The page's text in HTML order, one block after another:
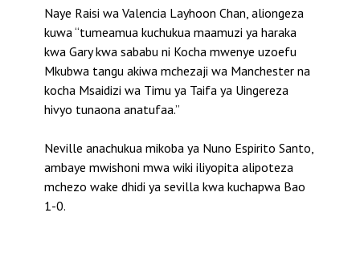
Naye Raisi wa Valencia Layhoon Chan, aliongeza
kuwa “tumeamua kuchukua maamuzi ya haraka
kwa Gary kwa sababu ni Kocha mwenye uzoefu
Mkubwa tangu akiwa mchezaji wa Manchester na
kocha Msaidizi wa Timu ya Taifa ya Uingereza
hivyo tunaona anatufaa.”
Neville anachukua mikoba ya Nuno Espirito Santo,
ambaye mwishoni mwa wiki iliyopita alipoteza
mchezo wake dhidi ya sevilla kwa kuchapwa Bao
1-0.